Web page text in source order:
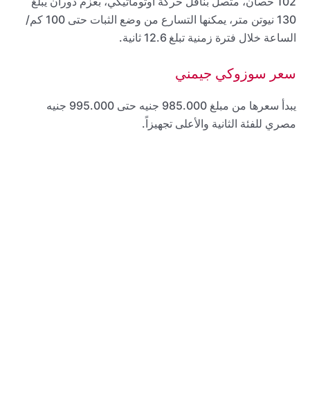
130 نيوتن متر، يمكنها التسارع من وضع الثبات حتى 100 كم/
الساعة خلال فترة زمنية تبلغ 12.6 ثانية.
سعر سوزوكي جيمني
يبدأ سعرها من مبلغ 985.000 جنيه حتى 995.000 جنيه
مصري للفئة الثانية والأعلى تجهيزاً.